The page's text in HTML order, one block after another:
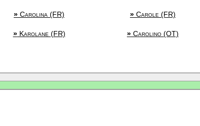
» Carolina (FR) » Carole (FR)
»Karolane (FR) » Carolino (OT)